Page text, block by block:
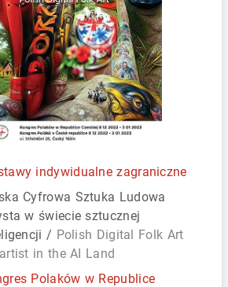
indywidualne zagraniczne
Cyfrowa Sztuka Ludowa
w świecie sztucznej
/ Polish Digital Folk Art
in the AI Land
Polaków w Republice